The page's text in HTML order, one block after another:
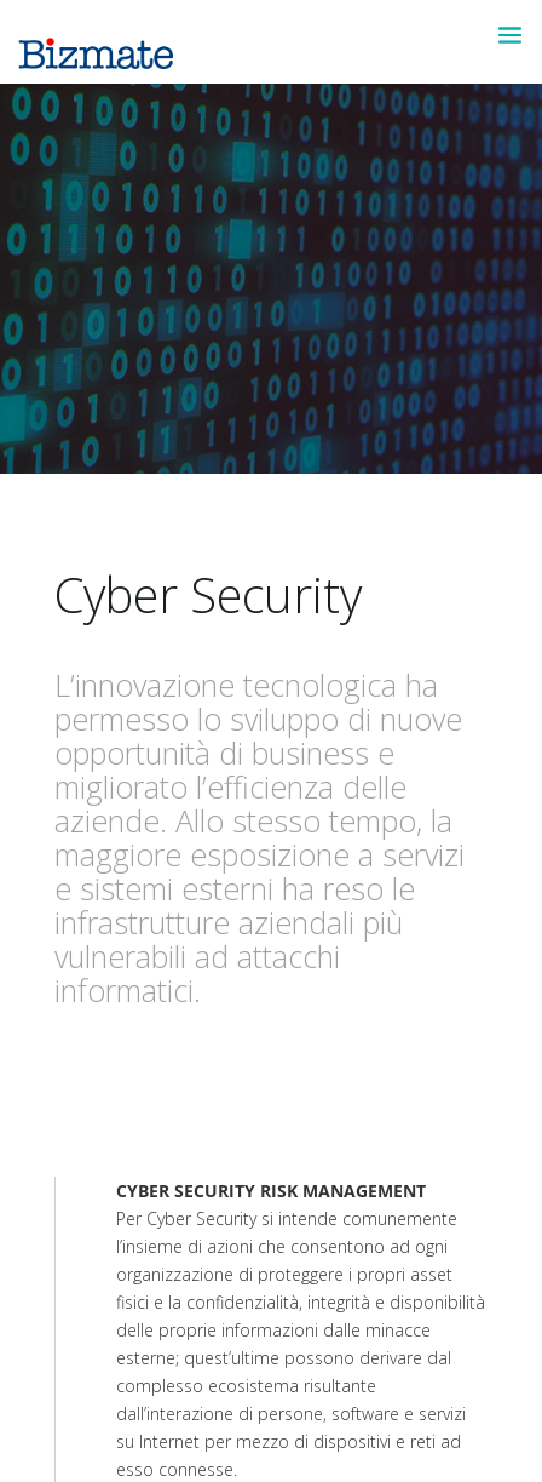
Cyber Security
L’innovazione tecnologica ha
permesso lo sviluppo di nuove
opportunità di business e
migliorato l’efficienza delle
aziende. Allo stesso tempo, la
maggiore esposizione a servizi
e sistemi esterni ha reso le
infrastrutture aziendali più
vulnerabili ad attacchi
informatici.
CYBER SECURITY RISK MANAGEMENT
Per Cyber Security si intende comunemente
l’insieme di azioni che consentono ad ogni
organizzazione di proteggere i propri asset
fisici e la confidenzialità, integrità e disponibilità
delle proprie informazioni dalle minacce
esterne; quest’ultime possono derivare dal
complesso ecosistema risultante
dall’interazione di persone, software e servizi
su Internet per mezzo di dispositivi e reti ad
esso connesse.